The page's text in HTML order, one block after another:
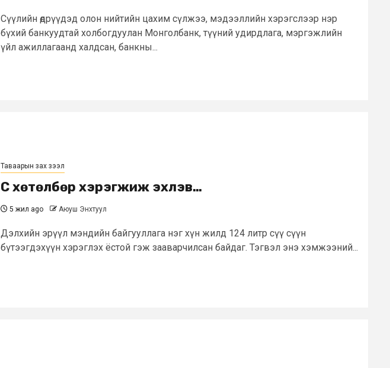
Сүүлийн өдрүүдэд олон нийтийн цахим сүлжээ, мэдээллийн хэрэгслээр нэр
бүхий банкуудтай холбогдуулан Монголбанк, түүний удирдлага, мэргэжлийн
үйл ажиллагаанд халдсан, банкны...
Таваарын зах зээл
Сүү хөтөлбөр хэрэгжиж эхлэв…
5 жил ago Аюуш Энхтуул
Дэлхийн эрүүл мэндийн байгууллага нэг хүн жилд 124 литр сүү сүүн
бүтээгдэхүүн хэрэглэх ёстой гэж зааварчилсан байдаг. Тэгвэл энэ хэмжээний...